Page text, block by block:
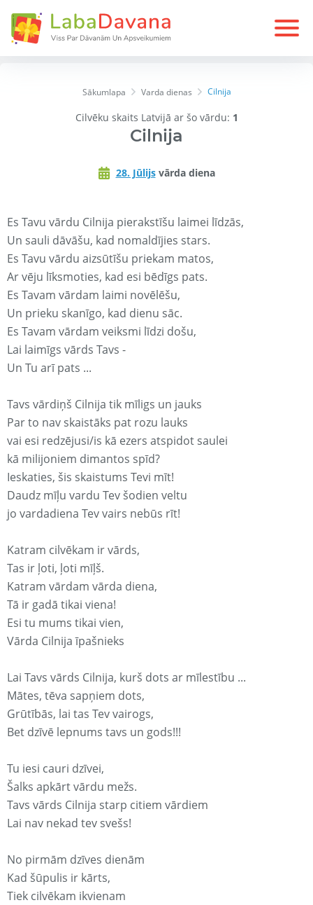
Sākumlapa Varda dienas Cilnija
Cilvēku skaits Latvijā ar šo vārdu: 1
Cilnija
28. Jūlijsvārda diena
Es Tavu vārdu Cilnija pierakstīšu laimei līdzās,
Un sauli dāvāšu, kad nomaldījies stars.
Es Tavu vārdu aizsūtīšu priekam matos,
Ar vēju līksmoties, kad esi bēdīgs pats.
Es Tavam vārdam laimi novēlēšu,
Un prieku skanīgo, kad dienu sāc.
Es Tavam vārdam veiksmi līdzi došu,
Lai laimīgs vārds Tavs -
Un Tu arī pats ...
Tavs vārdiņš Cilnija tik mīligs un jauks
Par to nav skaistāks pat rozu lauks
vai esi redzējusi/is kā ezers atspidot saulei
kā milijoniem dimantos spīd?
Ieskaties, šis skaistums Tevi mīt!
Daudz mīļu vardu Tev šodien veltu
jo vardadiena Tev vairs nebūs rīt!
Katram cilvēkam ir vārds,
Tas ir ļoti, ļoti mīļš.
Katram vārdam vārda diena,
Tā ir gadā tikai viena!
Esi tu mums tikai vien,
Vārda Cilnija īpašnieks
Lai Tavs vārds Cilnija, kurš dots ar mīlestību ...
Mātes, tēva sapņiem dots,
Grūtībās, lai tas Tev vairogs,
Bet dzīvē lepnums tavs un gods!!!
Tu iesi cauri dzīvei,
Šalks apkārt vārdu mežs.
Tavs vārds Cilnija starp citiem vārdiem
Lai nav nekad tev svešs!
No pirmām dzīves dienām
Kad šūpulis ir kārts,
Tiek cilvēkam ikvienam